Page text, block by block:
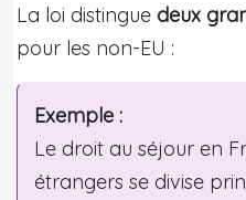
La loi distingue deux
pour les non-EU :
Exemple :
Le droit au séjour en
étrangers se divise